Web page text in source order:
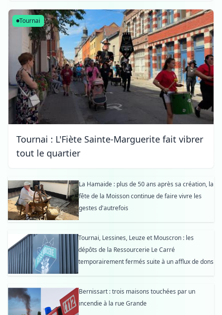
Tournai
Tournai : L'Fiète Sainte-Marguerite fait vibrer
tout le quartier
La Hamaide : plus de 50 ans après sa création, la
fête de la Moisson continue de faire vivre les
gestes d'autrefois
Tournai, Lessines, Leuze et Mouscron : les
dépôts de la Ressourcerie Le Carré
temporairement fermés suite à un afflux de dons
Bernissart : trois maisons touchées par un
incendie à la rue Grande